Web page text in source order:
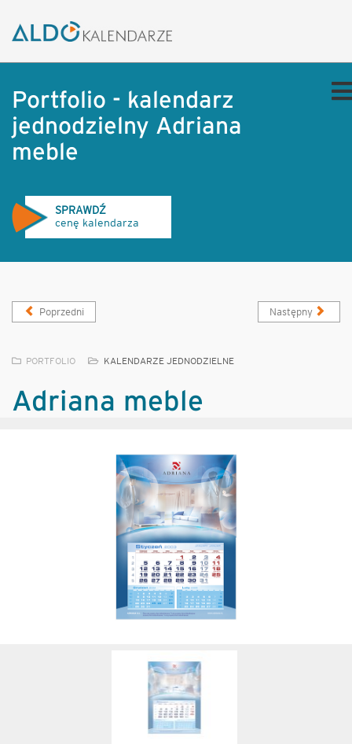
Portfolio - kalendarz
jednodzielny Adriana
meble
SPRAWDŹ
cenę kalendarza
Poprzedni Następny
PORTFOLIO KALENDARZE JEDNODZIELNE
Adriana meble